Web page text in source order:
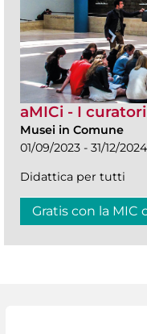
aMICi - I
Musei in Comune
01/09/2023 - 31/12/2024
Didattica per tutti
Gratis con la MIC